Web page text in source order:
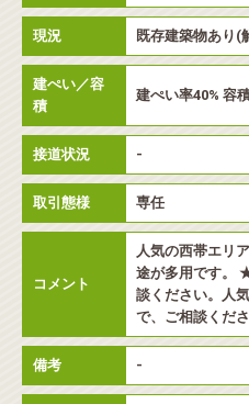
現況 既存建築物あり(
建ぺい／容
積
建ぺい率40% 容
接道状況 -
取引態様 専任
コメント
人気の西帯エリ
途が多用です。
談ください。人
で、ご相談くださ
備考 -